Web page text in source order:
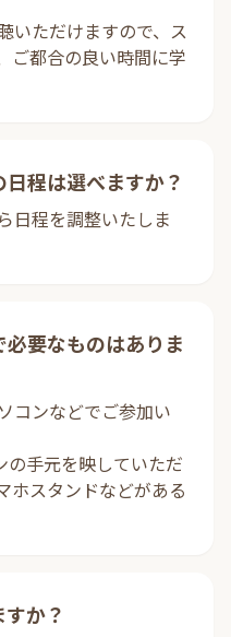
いただけますので、ス
ご都合の良い時間に学
程は選べますか？
日程を調整いたしま
要なものはありま
コンなどでご参加い
手元を映していただ
ホスタンドなどがある
か？